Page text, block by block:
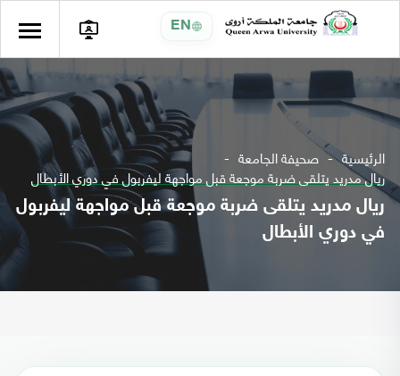
EN
الرئيسية صحيفة الجامعة
ريال مدريد يتلقى ضربة موجعة قبل مواجهة ليفربول في دوري الأبطال
ريال مدريد يتلقى ضربة موجعة قبل مواجهة ليفربول
في دوري الأبطال